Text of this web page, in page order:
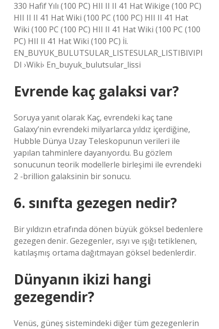
330 Hafif Yılı (100 PC) HII II II 41 Hat Wikige (100 PC)
HII II II 41 Hat Wiki (100 PC (100 PC) HII II 41 Hat
Wiki (100 PC (100 PC) HII II 41 Hat Wiki (100 PC (100
PC) HII II 41 Hat Wiki (100 PC) İi.
EN_BUYUK_BULUTSULAR_LISTESULAR_LISTIBIVIPI
DI ›Wiki› En_buyuk_bulutsular_lissi
Evrende kaç galaksi var?
Soruya yanıt olarak Kaç, evrendeki kaç tane
Galaxy’nin evrendeki milyarlarca yıldız içerdiğine,
Hubble Dünya Uzay Teleskopunun verileri ile
yapılan tahminlere dayanıyordu. Bu gözlem
sonucunun teorik modellerle birleşimi ile evrendeki
2 -brillion galaksinin bir sonucu.
6. sınıfta gezegen nedir?
Bir yıldızın etrafında dönen büyük göksel bedenlere
gezegen denir. Gezegenler, ısıyı ve ışığı tetiklenen,
katılaşmış ortama dağıtmayan göksel bedenlerdir.
Dünyanın ikizi hangi
gezegendir?
Venüs, güneş sistemindeki diğer tüm gezegenlerin